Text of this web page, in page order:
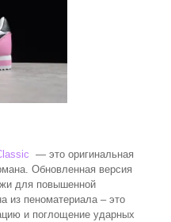
— это оригинальная
Обновленная версия
для повышенной
из пеноматериала – это
и поглощение ударных